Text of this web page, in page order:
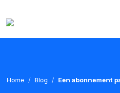
Home Blog Een abonnement